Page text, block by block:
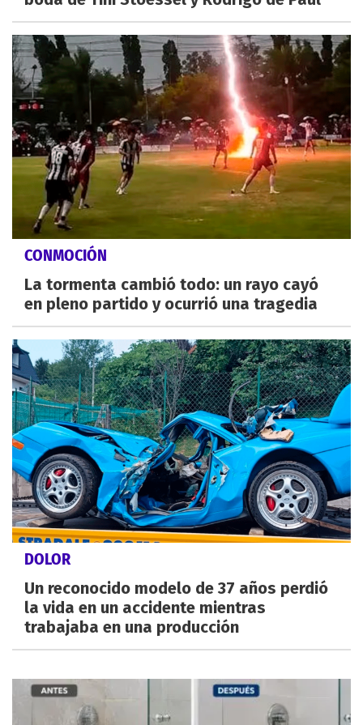
CONMOCIÓN
La tormenta cambió todo: un rayo cayó
en pleno partido y ocurrió una tragedia
DOLOR
Un reconocido modelo de 37 años perdió
la vida en un accidente mientras
trabajaba en una producción